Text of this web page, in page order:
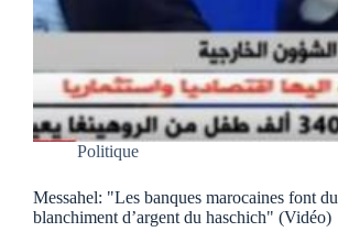
Politique
Messahel: "Les banques marocaines font du
blanchiment d’argent du haschich" (Vidéo)